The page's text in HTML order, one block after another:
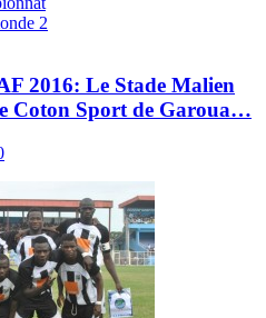
2
2016: Le Stade Malien
Coton Sport de Garoua…